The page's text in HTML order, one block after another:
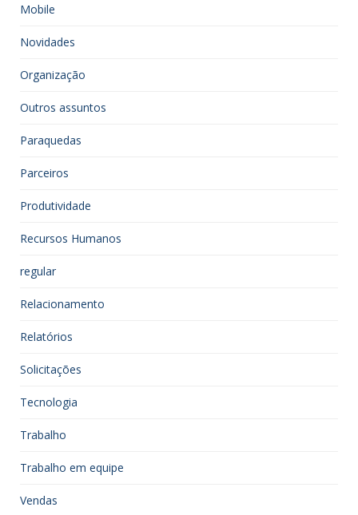
Mobile
Novidades
Organização
Outros assuntos
Paraquedas
Parceiros
Produtividade
Recursos Humanos
regular
Relacionamento
Relatórios
Solicitações
Tecnologia
Trabalho
Trabalho em equipe
Vendas